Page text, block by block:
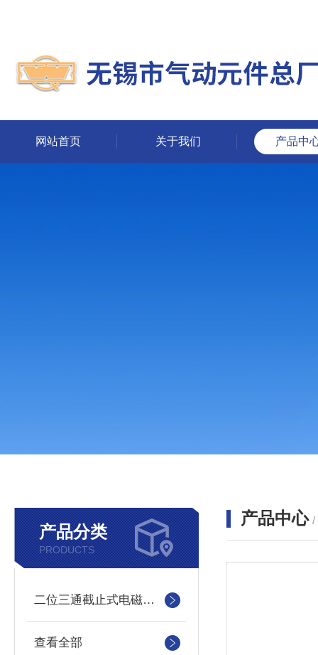
网站首页 关于我们 产品中
产品分类
PRODUCTS
二位三通截止式电磁换向阀
查看全部
产品中心 /